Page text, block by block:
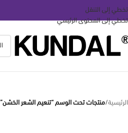
تخطي إلى التنقل
تخطي إلى المحتوى الرئيسي
الرئيسية/منتجات تحت الوسم “تنعيم الشعر الخشن”